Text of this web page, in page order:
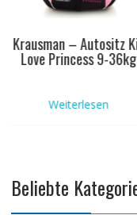
Krausman – Autositz
Lila 9-36kg
Weiterlesen
Beliebte